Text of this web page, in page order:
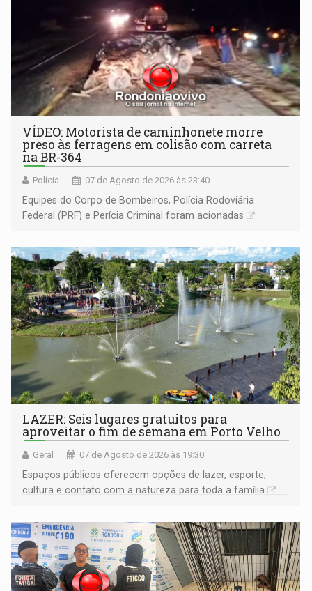
VÍDEO: Motorista de caminhonete morre
preso às ferragens em colisão com carreta
na BR-364
Polícia 07 de Agosto de 2026 às 23:40
Equipes do Corpo de Bombeiros, Polícia Rodoviária
Federal (PRF) e Perícia Criminal foram acionadas
LAZER: Seis lugares gratuitos para
aproveitar o fim de semana em Porto Velho
Geral 07 de Agosto de 2026 às 19:30
Espaços públicos oferecem opções de lazer, esporte,
cultura e contato com a natureza para toda a família